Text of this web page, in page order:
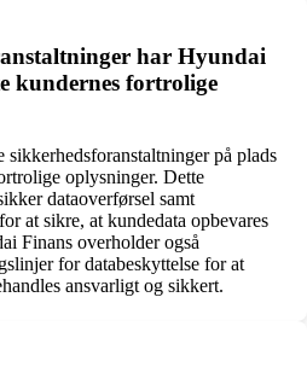
har Hyundai
kundernes fortrolige
sikkerhedsforanstaltninger på plads
oplysninger. Dette
dataoverførsel samt
at sikre, at kundedata opbevares
Finans overholder også
for databeskyttelse for at
ansvarligt og sikkert.